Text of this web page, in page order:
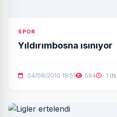
SPOR
Yıldırımbosna ısınıyor
04/08/2010 19:51 594 1 dk